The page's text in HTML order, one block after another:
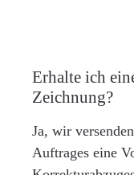
Erhalte ich
Zeichnung?
Ja, wir
Auftrages eine